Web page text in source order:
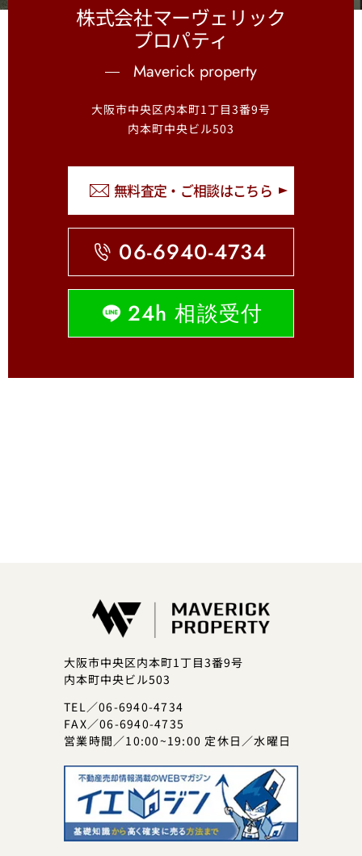
株式会社マーヴェリック
プロパティ
Maverick property
大阪市中央区内本町1丁目3番9号
内本町中央ビル503
無料査定・ご相談はこちら
06-6940-4734
24h 相談受付
大阪市中央区内本町1丁目3番9号
内本町中央ビル503
TEL／06-6940-4734
FAX／06-6940-4735
営業時間／10:00~19:00 定休日／水曜日